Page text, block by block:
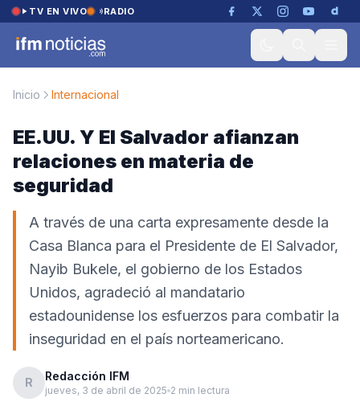
Saltar al contenido
TV EN VIVO RADIO
Inicio Internacional
EE.UU. Y El Salvador afianzan
relaciones en materia de
seguridad
A través de una carta expresamente desde la
Casa Blanca para el Presidente de El Salvador,
Nayib Bukele, el gobierno de los Estados
Unidos, agradeció al mandatario
estadounidense los esfuerzos para combatir la
inseguridad en el país norteamericano.
R Redacción IFM
jueves, 3 de abril de 2025 2 min lectura